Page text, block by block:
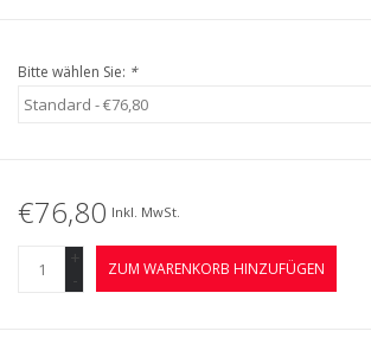
Bitte wählen Sie: *
€76,80 Inkl. MwSt.
+
-
ZUM WARENKORB HINZUFÜGEN